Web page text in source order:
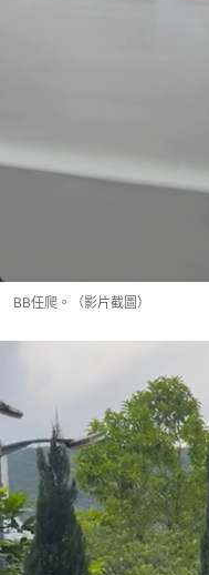
BB任爬。（影片截圖）